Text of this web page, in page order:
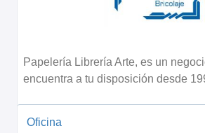
Papelería Librería Arte, es un
encuentra a tu disposición desde
Oficina